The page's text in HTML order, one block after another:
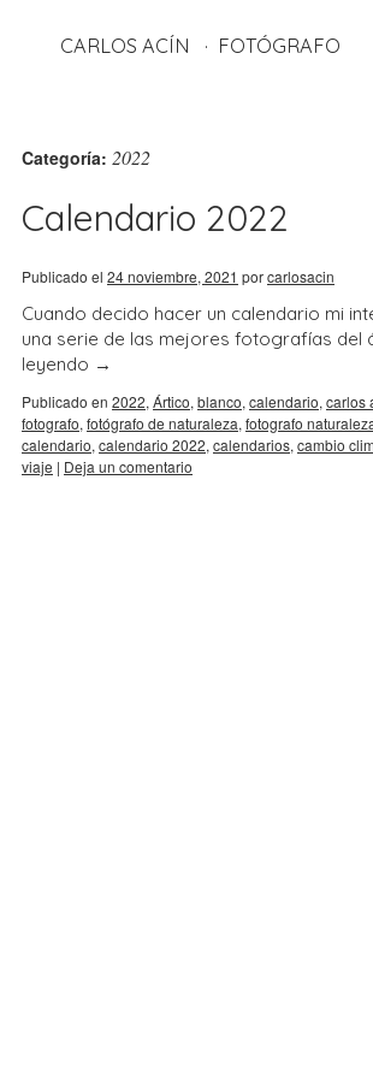
CARLOS ACÍN FOTÓGRAFO
Categoría: 2022
Calendario 2022
Publicado el 24 noviembre, 2021 porcarlosacin
Cuando decido hacer un calendario mi
una serie de las mejores fotografías
leyendo →
Publicado en 2022, Ártico, blanco, calendario, carlos
fotografo, fotógrafo de naturaleza, fotografo
calendario, calendario 2022, calendarios, cambio
viaje | Deja un comentario